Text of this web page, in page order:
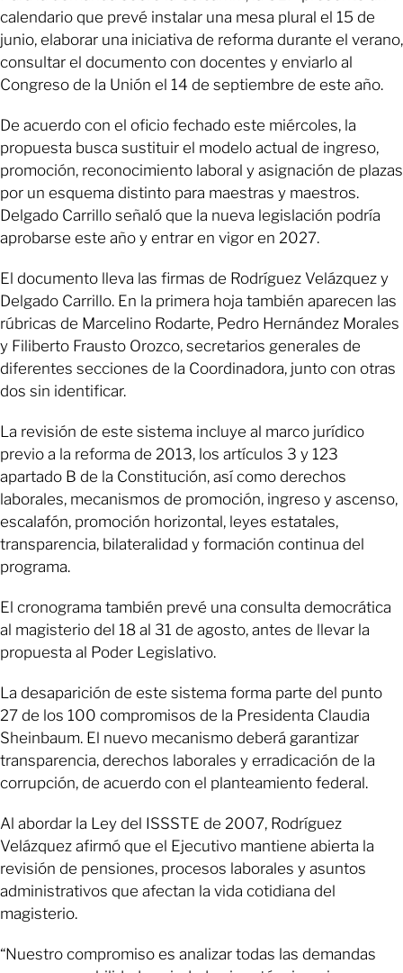
calendario que prevé instalar una mesa plural el 15 de
junio, elaborar una iniciativa de reforma durante el verano,
consultar el documento con docentes y enviarlo al
Congreso de la Unión el 14 de septiembre de este año.
De acuerdo con el oficio fechado este miércoles, la
propuesta busca sustituir el modelo actual de ingreso,
promoción, reconocimiento laboral y asignación de plazas
por un esquema distinto para maestras y maestros.
Delgado Carrillo señaló que la nueva legislación podría
aprobarse este año y entrar en vigor en 2027.
El documento lleva las firmas de Rodríguez Velázquez y
Delgado Carrillo. En la primera hoja también aparecen las
rúbricas de Marcelino Rodarte, Pedro Hernández Morales
y Filiberto Frausto Orozco, secretarios generales de
diferentes secciones de la Coordinadora, junto con otras
dos sin identificar.
La revisión de este sistema incluye al marco jurídico
previo a la reforma de 2013, los artículos 3 y 123
apartado B de la Constitución, así como derechos
laborales, mecanismos de promoción, ingreso y ascenso,
escalafón, promoción horizontal, leyes estatales,
transparencia, bilateralidad y formación continua del
programa.
El cronograma también prevé una consulta democrática
al magisterio del 18 al 31 de agosto, antes de llevar la
propuesta al Poder Legislativo.
La desaparición de este sistema forma parte del punto
27 de los 100 compromisos de la Presidenta Claudia
Sheinbaum. El nuevo mecanismo deberá garantizar
transparencia, derechos laborales y erradicación de la
corrupción, de acuerdo con el planteamiento federal.
Al abordar la Ley del ISSSTE de 2007, Rodríguez
Velázquez afirmó que el Ejecutivo mantiene abierta la
revisión de pensiones, procesos laborales y asuntos
administrativos que afectan la vida cotidiana del
magisterio.
“Nuestro compromiso es analizar todas las demandas